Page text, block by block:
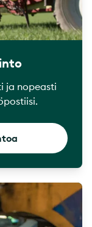
ja nopeasti